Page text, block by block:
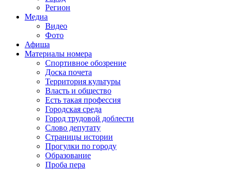
Регион
Медиа
Видео
Фото
Афиша
Материалы номера
Спортивное обозрение
Доска почета
Территория культуры
Власть и общество
Есть такая профессия
Городская среда
Город трудовой доблести
Слово депутату
Страницы истории
Прогулки по городу
Образование
Проба пера